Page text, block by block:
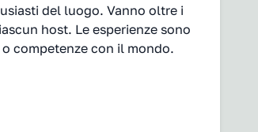
del luogo. Vanno oltre i
host. Le esperienze sono
competenze con il mondo.